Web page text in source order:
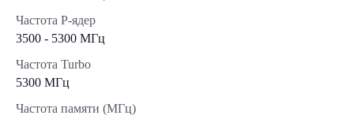
Частота P-ядер
3500 - 5300 МГц
Частота Turbo
5300 МГц
Частота памяти (МГц)